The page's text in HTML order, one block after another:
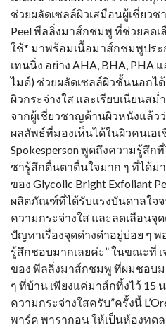
ช่วยผลัดเซลล์ผิวเสมือนผู้เชี่ยวช
Peel พีลลิ่งมาส์กชมพู ที่ช่วยลด
ใช้* มาพร้อมเนื้อมาส์กชมพูประ
เทนนิ่ง อย่าง AHA, BHA, PHA
ไมด์) ช่วยผลัดเซลล์ผิวชั้นนอกไ
ผิวกระจ่างใส และเรียบเนียนส
จากผู้เชี่ยวชาญด้านผิวหนังแล้ว
ผลลัพธ์ที่มองเห็นได้ในผิวคนเอเ
Spokesperson พูดถึงความรู้สึ
ชารู้สึกตื่นตาตื่นใจมาก ๆ ที่ได้
ของ Glycolic Bright Exfoliant
ผลิตภัณฑ์ที่ได้รับแรงบันดาลใจจ
ความกระจ่างใส และลดเลือนจุด
ปัญหาเรื่องจุดด่างดำอยู่บ่อย ๆ
รู้สึกชอบมากเลยค่ะ” ในขณะที่ เ
ของ พีลลิ่งมาส์กชมพู ที่ผมชอบม
ๆ ที่บ้าน เพียงแค่มาส์กทิ้งไว้ 15
ความกระจ่างใสครับ”ครั้งนี้
พาร์ค พารากอน ให้เป็นห้องทด